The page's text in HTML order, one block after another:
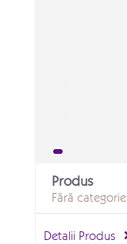
Produs
Fără categorie
Detalii Produs